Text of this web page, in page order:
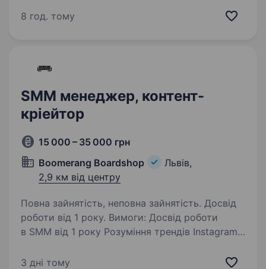
SMM-менеджера Запрошуємо до нашої
8 год. тому
SMM менеджер, контент-
кріейтор
15 000 – 35 000 грн
Boomerang Boardshop
Львів,
2,9 км від центру
Повна зайнятість, неповна зайнятість. Досвід
роботи від 1 року. Вимоги: Досвід роботи
в SMM від 1 року Розуміння трендів Instagram /
контент-план Базові навички фото-
3 дні тому